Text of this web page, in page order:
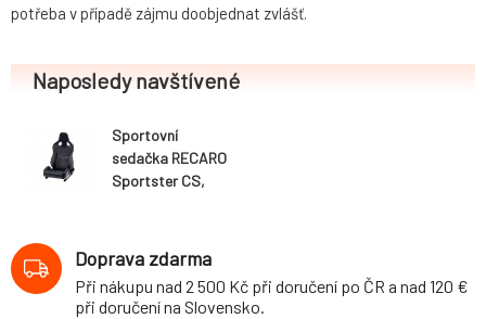
potřeba v případě zájmu doobjednat zvlášť.
Naposledy navštívené
Sportovní
sedačka RECARO
Sportster CS,
Doprava zdarma
Při nákupu nad 2 500 Kč při doručení po ČR a nad 120 €
při doručení na Slovensko.